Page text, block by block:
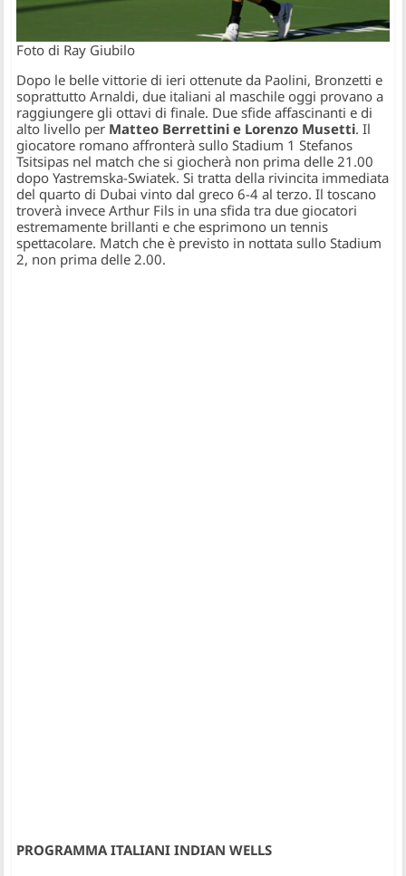
Foto di Ray Giubilo
Dopo le belle vittorie di ieri ottenute da Paolini, Bronzetti e
soprattutto Arnaldi, due italiani al maschile oggi provano a
raggiungere gli ottavi di finale. Due sfide affascinanti e di
alto livello per Matteo Berrettini e Lorenzo Musetti. Il
giocatore romano affronterà sullo Stadium 1 Stefanos
Tsitsipas nel match che si giocherà non prima delle 21.00
dopo Yastremska-Swiatek. Si tratta della rivincita immediata
del quarto di Dubai vinto dal greco 6-4 al terzo. Il toscano
troverà invece Arthur Fils in una sfida tra due giocatori
estremamente brillanti e che esprimono un tennis
spettacolare. Match che è previsto in nottata sullo Stadium
2, non prima delle 2.00.
PROGRAMMA ITALIANI INDIAN WELLS